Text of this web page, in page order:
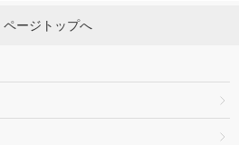
ページトップへ